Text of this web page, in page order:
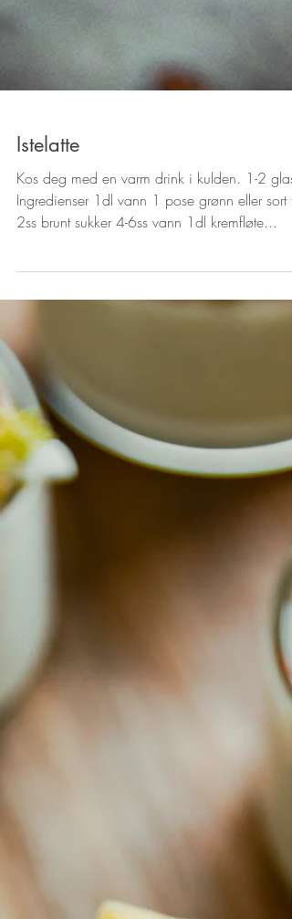
Istelatte
Kos deg med en varm drink i kulden. 1-2 glass
2ss brunt sukker 4-6ss vann 1dl kremfløte...